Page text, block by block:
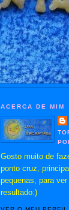
ACERCA DE MIM
Gosto muito de
ponto cruz,
pequenas, para
resultado:)